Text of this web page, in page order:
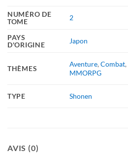
NUMÉRO DE
TOME
2
PAYS
D'ORIGINE
Japon
THÈMES
Aventure,Combat,
MMORPG
TYPE Shonen
AVIS (0)